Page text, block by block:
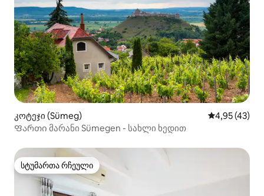
კოტეჯი (Sümeg) საშუალო
4,95 (43)
Ფართი მარანი Sümegen - სახლი ხედით
სტუმართა რჩეული
სტუმართა რჩეული